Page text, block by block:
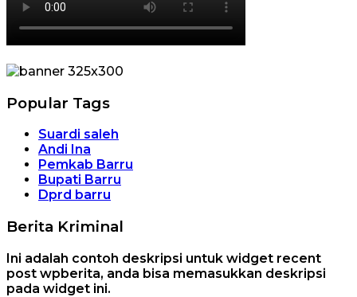
Popular Tags
Suardi saleh
Andi Ina
Pemkab Barru
Bupati Barru
Dprd barru
Berita Kriminal
Ini adalah contoh deskripsi untuk widget recent
post wpberita, anda bisa memasukkan deskripsi
pada widget ini.